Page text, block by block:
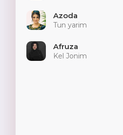
Azoda
Tun yarim
Afruza
Kel Jonim